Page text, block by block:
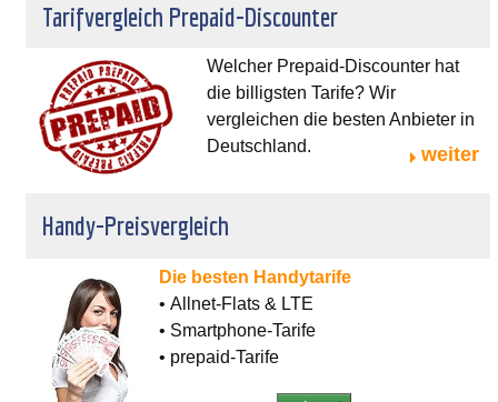
Tarifvergleich Prepaid-Discounter
Welcher Prepaid-Discounter hat
die billigsten Tarife? Wir
vergleichen die besten Anbieter in
Deutschland.
weiter
Handy-Preisvergleich
Die besten Handytarife
• Allnet-Flats & LTE
• Smartphone-Tarife
• prepaid-Tarife